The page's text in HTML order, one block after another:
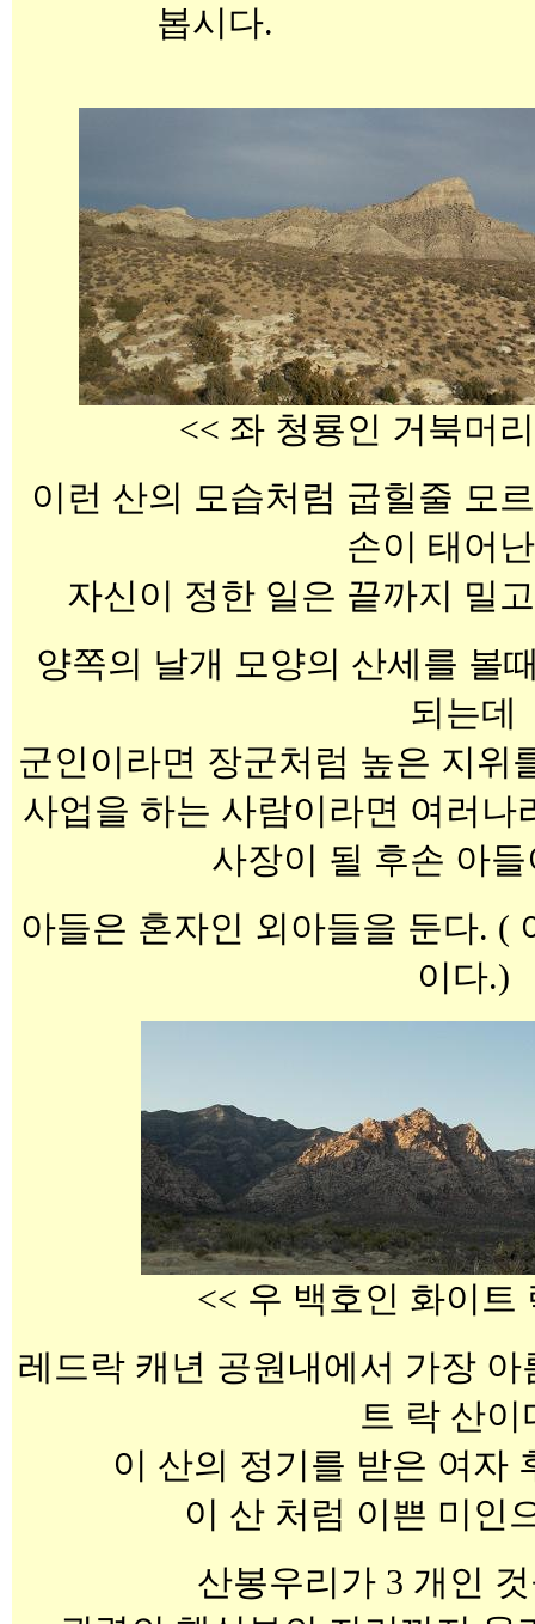
봅시다.
<< 좌 청룡인 거북머
이런 산의 모습처럼 굽힐줄 모
손이 태어
자신이 정한 일은 끝까지 밀
양쪽의 날개 모양의 산세를 볼
되는데
군인이라면 장군처럼 높은 지위
사업을 하는 사람이라면 여러나
사장이 될 후손 아
아들은 혼자인 외아들을 둔다. (
이다.)
<< 우 백호인 화이트
레드락 캐년 공원내에서 가장
트 락 산이
이 산의 정기를 받은 여자
이 산 처럼 이쁜 미인
산봉우리가 3 개인